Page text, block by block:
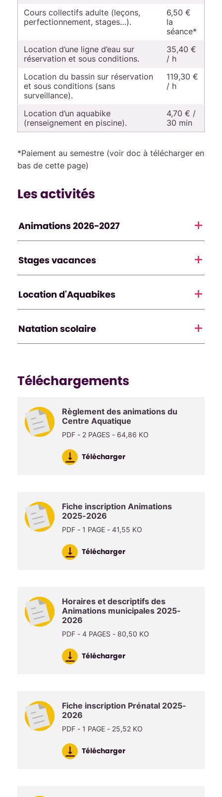
Cours collectifs adulte (leçons,
perfectionnement, stages…).
6,50 €
la
séance*
Location d’une ligne d’eau sur
réservation et sous conditions.
35,40 €
/ h
Location du bassin sur réservation
et sous conditions (sans
surveillance).
119,30 €
/ h
Location d’un aquabike
(renseignement en piscine).
4,70 € /
30 min
*Paiement au semestre (voir doc à télécharger en
bas de cette page)
Les activités
Animations 2026-2027
Stages vacances
Location d'Aquabikes
Natation scolaire
Téléchargements
Règlement des animations du
Centre Aquatique
PDF - 2 PAGES - 64,86 KO
Télécharger
Fiche inscription Animations
2025-2026
PDF - 1 PAGE - 41,55 KO
Télécharger
Horaires et descriptifs des
Animations municipales 2025-
2026
PDF - 4 PAGES - 80,50 KO
Télécharger
Fiche inscription Prénatal 2025-
2026
PDF - 1 PAGE - 25,52 KO
Télécharger